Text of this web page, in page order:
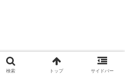
検索 トップ サイドバー